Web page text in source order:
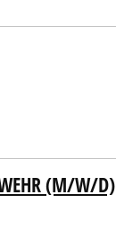
(M/W/D)